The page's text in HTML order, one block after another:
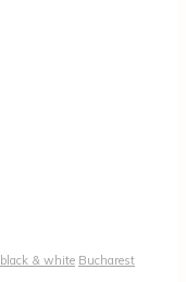
black & white Bucharest